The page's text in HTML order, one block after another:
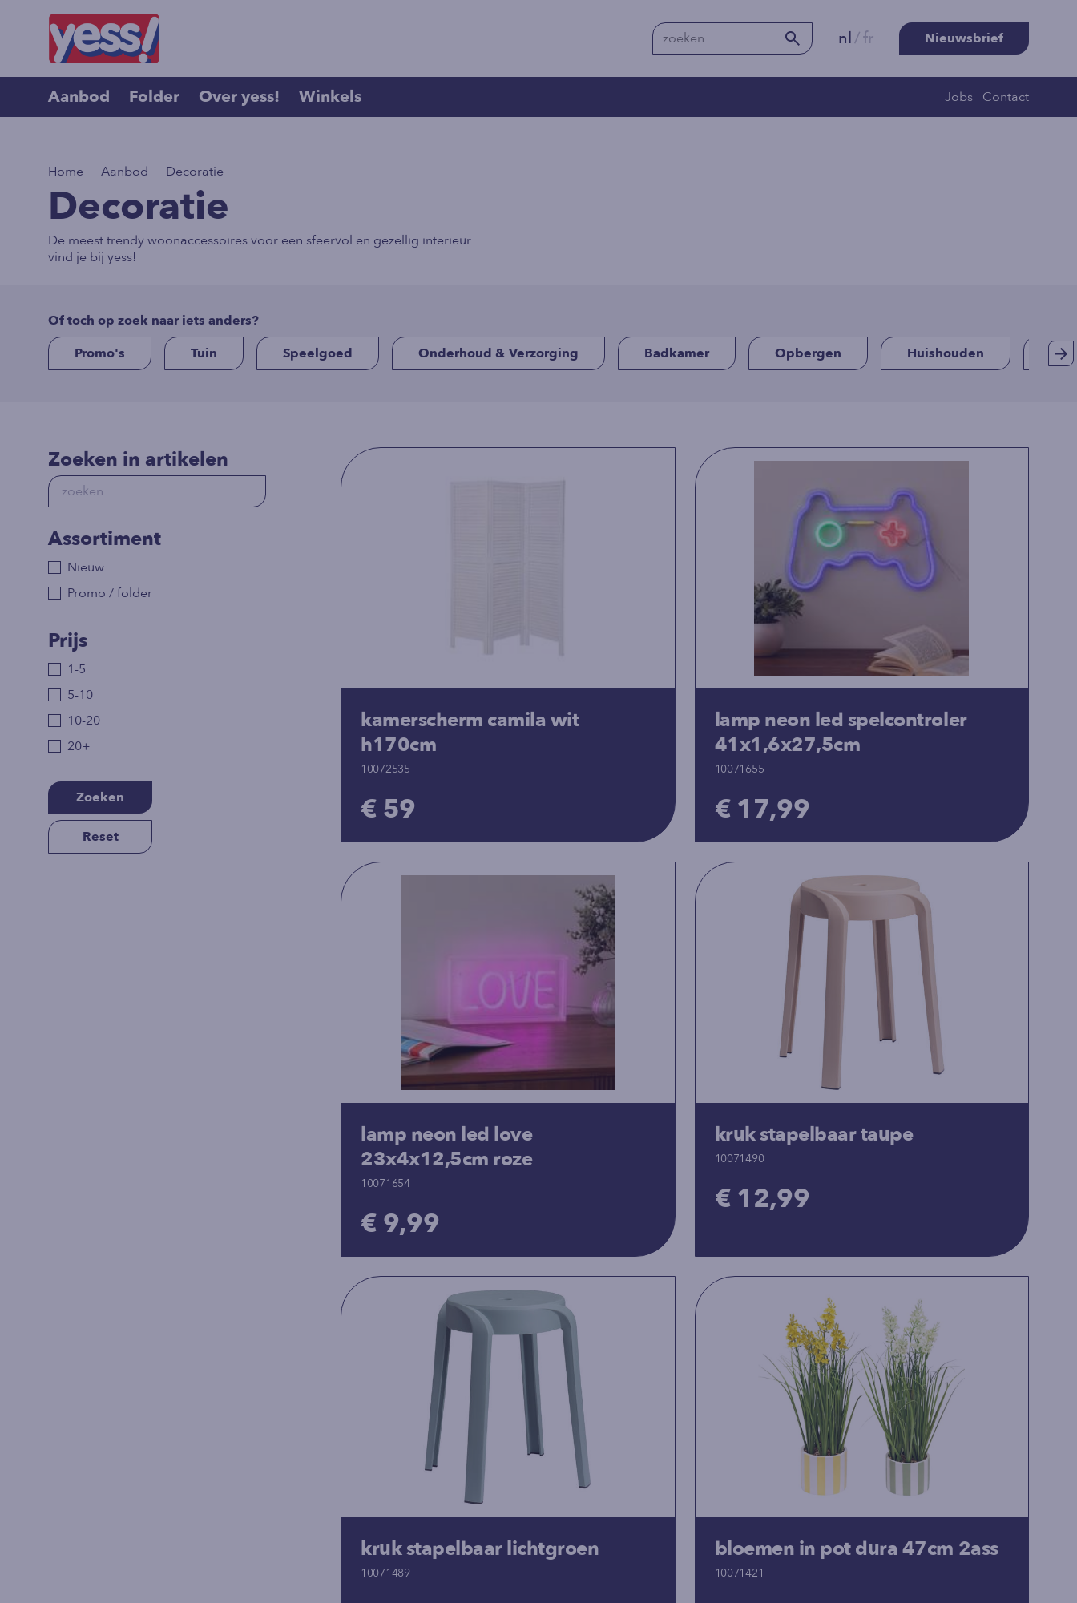
nl/fr Nieuwsbrief
Aanbod Folder Over yess! Winkels Jobs Contact
Home Aanbod Decoratie
Decoratie
De meest trendy woonaccessoires voor een sfeervol en gezellig interieur
vind je bij yess!
Of toch op zoek naar iets anders?
Promo's
Tuin Speelgoed Onderhoud & Verzorging Badkamer Opbergen Huishouden
Zoeken in artikelen
Nieuw
Promo / folder
Assortiment
1-5
5-10
10-20
20+
Prijs
Zoeken
Reset
kamerscherm camila wit
h170cm
10072535
€ 59
lamp neon led spelcontroler
41x1,6x27,5cm
10071655
€ 17,99
lamp neon led love
23x4x12,5cm roze
10071654
€ 9,99
kruk stapelbaar taupe
10071490
€ 12,99
kruk stapelbaar lichtgroen
10071489
bloemen in pot dura 47cm 2ass
10071421